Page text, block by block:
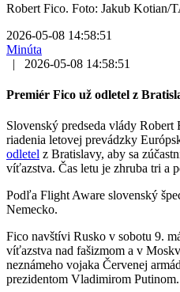
Robert Fico. Foto: Jakub Kotian/
2026-05-08 14:58:51
Minúta
|
2026-05-08 14:58:51
Premiér Fico už odletel z
Slovenský predseda vlády
riadenia letovej prevádzky
odletel z Bratislavy, aby sa
víťazstva. Čas letu je zhruba tri a
Podľa Flight Aware slovenský
Nemecko.
Fico navštívi Rusko v sobotu 9.
víťazstva nad fašizmom a v
neznámeho vojaka Červenej
prezidentom Vladimirom Putinom.